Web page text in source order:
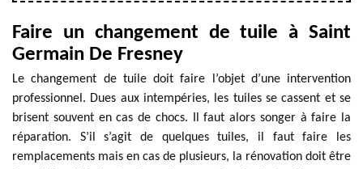
Faire un changement de tuile à Saint
Germain De Fresney
Le changement de tuile doit faire l’objet d’une intervention
professionnel. Dues aux intempéries, les tuiles se cassent et se
brisent souvent en cas de chocs. Il faut alors songer à faire la
réparation. S’il s’agit de quelques tuiles, il faut faire les
remplacements mais en cas de plusieurs, la rénovation doit être